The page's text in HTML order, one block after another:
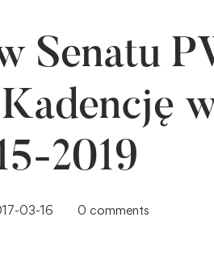
Senatu
2019
03-16 0 comments